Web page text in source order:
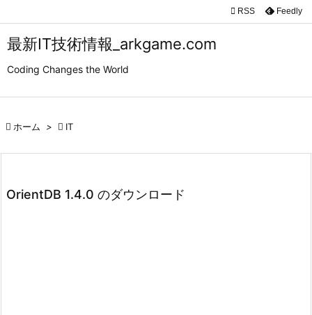
最新IT技術情報_arkgame.com
Coding Changes the World


 RSS Feedly
 ホーム >  IT
OrientDB 1.4.0 のダウンロード